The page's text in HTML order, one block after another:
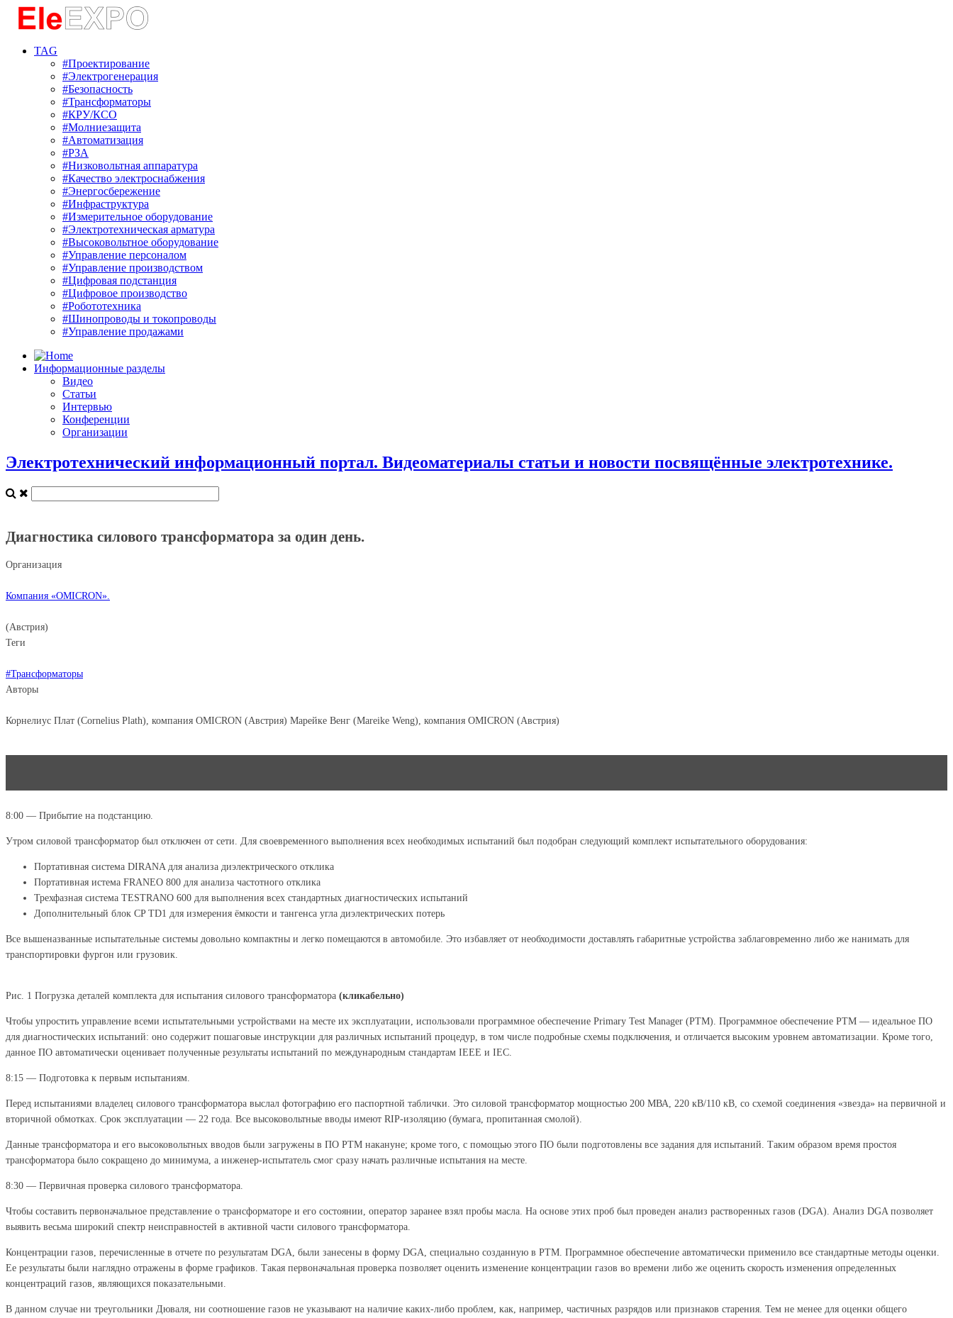
TAG
#Проектирование
#Электрогенерация
#Безопасность
#Трансформаторы
#КРУ/КСО
#Молниезащита
#Автоматизация
#РЗА
#Низковольтная аппаратура
#Качество электроснабжения
#Энергосбережение
#Инфраструктура
#Измерительное оборудование
#Электротехническая арматура
#Высоковольтное оборудование
#Управление персоналом
#Управление производством
#Цифровая подстанция
#Цифровое производство
#Робототехника
#Шинопроводы и токопроводы
#Управление продажами
Информационные разделы
Видео
Статьи
Интервью
Конференции
Организации
Электротехнический информационный портал. Видеоматериалы статьи и новости посвящённые электротехнике.
Диагностика силового трансформатора за один день.
Организация
Компания «OMICRON».
(Австрия)
Теги
#Трансформаторы
Авторы
Корнелиус Плат (Cornelius Plath), компания OMICRON (Австрия) Марейке Венг (Mareike Weng), компания OMICRON (Австрия)
8:00 — Прибытие на подстанцию.
Утром силовой трансформатор был отключен от сети. Для своевременного выполнения всех необходимых испытаний был подобран следующий комплект испытательного оборудования:
Портативная система DIRANA для анализа диэлектрического отклика
Портативная истема FRANEO 800 для анализа частотного отклика
Трехфазная система TESTRANO 600 для выполнения всех стандартных диагностических испытаний
Дополнительный блок CP TD1 для измерения ёмкости и тангенса угла диэлектрических потерь
Все вышеназванные испытательные системы довольно компактны и легко помещаются в автомобиле. Это избавляет от необходимости доставлять габаритные устройства заблаговременно либо же нанимать для
транспортировки фургон или грузовик.
Рис. 1 Погрузка деталей комплекта для испытания силового трансформатора (кликабельно)
Чтобы упростить управление всеми испытательными устройствами на месте их эксплуатации, использовали программное обеспечение Primary Test Manager (PTM). Программное обеспечение PTM — идеальное ПО
для диагностических испытаний: оно содержит пошаговые инструкции для различных испытаний процедур, в том числе подробные схемы подключения, и отличается высоким уровнем автоматизации. Кроме того,
данное ПО автоматически оценивает полученные результаты испытаний по международным стандартам IEEE и IEC.
8:15 — Подготовка к первым испытаниям.
Перед испытаниями владелец силового трансформатора выслал фотографию его паспортной таблички. Это силовой трансформатор мощностью 200 МВА, 220 кВ/110 кВ, со схемой соединения «звезда» на первичной и
вторичной обмотках. Срок эксплуатации — 22 года. Все высоковольтные вводы имеют RIP-изоляцию (бумага, пропитанная смолой).
Данные трансформатора и его высоковольтных вводов были загружены в ПО PTM накануне; кроме того, с помощью этого ПО были подготовлены все задания для испытаний. Таким образом время простоя
трансформатора было сокращено до минимума, а инженер-испытатель смог сразу начать различные испытания на месте.
8:30 — Первичная проверка силового трансформатора.
Чтобы составить первоначальное представление о трансформаторе и его состоянии, оператор заранее взял пробы масла. На основе этих проб был проведен анализ растворенных газов (DGA). Анализ DGA позволяет
выявить весьма широкий спектр неисправностей в активной части силового трансформатора.
Концентрации газов, перечисленные в отчете по результатам DGA, были занесены в форму DGA, специально созданную в PTM. Программное обеспечение автоматически применило все стандартные методы оценки.
Ее результаты были наглядно отражены в форме графиков. Такая первоначальная проверка позволяет оценить изменение концентрации газов во времени либо же оценить скорость изменения определенных
концентраций газов, являющихся показательными.
В данном случае ни треугольники Дюваля, ни соотношение газов не указывают на наличие каких-либо проблем, как, например, частичных разрядов или признаков старения. Тем не менее для оценки общего